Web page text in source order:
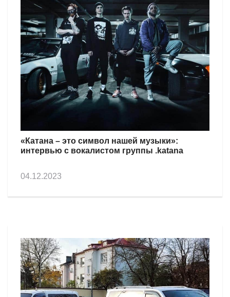
«Катана – это символ нашей музыки»:
интервью с вокалистом группы .katana
04.12.2023